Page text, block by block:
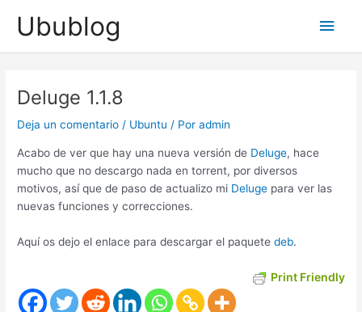
Ubublog
Deluge 1.1.8
Deja un comentario / Ubuntu / Poradmin
Acabo de ver que hay una nueva versión de Deluge, hace
mucho que no descargo nada en torrent, por diversos
motivos, así que de paso de actualizo mi Deluge para ver las
nuevas funciones y correcciones.
Aquí os dejo el enlace para descargar el paquetedeb.
Print Friendly